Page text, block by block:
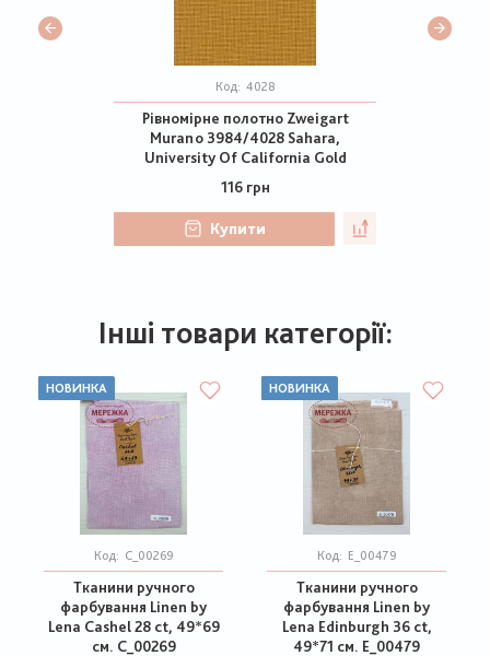
Код: 4028
Рівномірне полотно Zweigart
Murano 3984/4028 Sahara,
University Of California Gold
116 грн
Купити
Інші товари категорії:
НОВИНКА
Код: C_00269
Тканини ручного
фарбування Linen by
Lena Cashel 28 ct, 49*69
см. C_00269
НОВИНКА
Код: E_00479
Тканини ручного
фарбування Linen by
Lena Edinburgh 36 ct,
49*71 см. E_00479